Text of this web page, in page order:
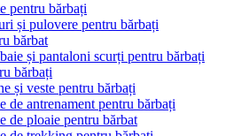
pentru bărbați
și pulovere pentru bărbați
bărbat
și pantaloni scurți pentru bărbați
bărbați
și veste pentru bărbați
de antrenament pentru bărbați
de ploaie pentru bărbat